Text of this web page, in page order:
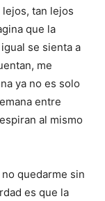
tan lejos
que la
se sienta a
me
ya no es solo
entre
al mismo
quedarme sin
es que la